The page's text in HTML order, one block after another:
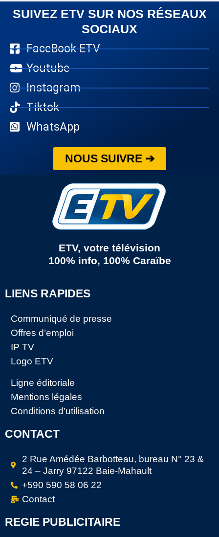
SUIVEZ ETV SUR NOS RÉSEAUX
SOCIAUX
FaceBook ETV
Youtube
Instagram
Tiktok
WhatsApp
NOUS SUIVRE ➔
ETV, votre télévision
100% info, 100% Caraïbe
LIENS RAPIDES
Communiqué de presse
Offres d’emploi
IP TV
Logo ETV
Ligne éditoriale
Mentions légales
Conditions d’utilisation
CONTACT
2 Rue Amédée Barbotteau, bureau N° 23 &
24 – Jarry 97122 Baie-Mahault
+590 590 58 06 22
Contact
REGIE PUBLICITAIRE